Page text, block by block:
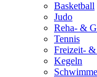
Basketball
Judo
Reha- &
Tennis
Freizeit- &
Kegeln